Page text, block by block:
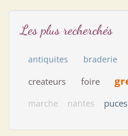
Les plus recherchés
antiquites braderie
createurs foire
marche
nantes puces